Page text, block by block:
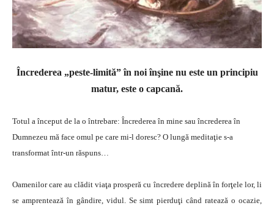
Încrederea „peste-limită” în noi înşine nu este un principiu
matur, este o capcană.
Totul a început de la o întrebare: Încrederea în mine sau încrederea în
Dumnezeu mă face omul pe care mi-l doresc? O lungă meditaţie s-a
transformat într-un răspuns…
Oamenilor care au clădit viaţa prosperă cu încredere deplină în forţele lor, li
se amprentează în gândire, vidul. Se simt pierduţi când ratează o ocazie,